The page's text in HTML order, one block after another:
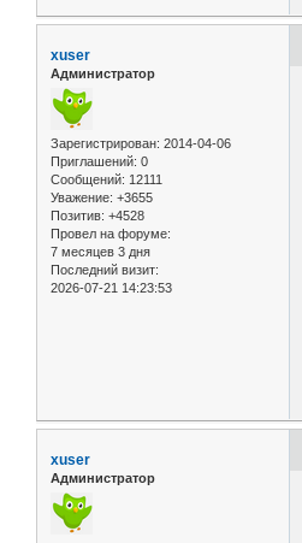
xuser
Администратор
Зарегистрирован: 2014-04-06
Приглашений: 0
Сообщений: 12111
Уважение: +3655
Позитив: +4528
Провел на форуме:
7 месяцев 3 дня
Последний визит:
2026-07-21 14:23:53
xuser
Администратор